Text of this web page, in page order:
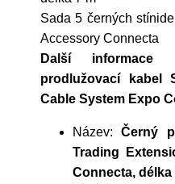
Sada 5 černých
Accessory Connecta
Další
prodlužovací kabel
Cable System Expo
Název:Černý
Trading
Connecta, délka